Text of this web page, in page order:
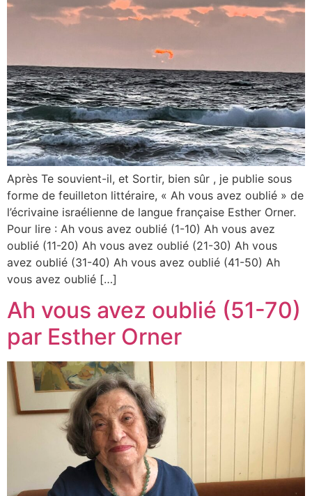
Après Te souvient-il, et Sortir, bien sûr , je publie sous
forme de feuilleton littéraire, « Ah vous avez oublié » de
l’écrivaine israélienne de langue française Esther Orner.
Pour lire : Ah vous avez oublié (1-10) Ah vous avez
oublié (11-20) Ah vous avez oublié (21-30) Ah vous
avez oublié (31-40) Ah vous avez oublié (41-50) Ah
vous avez oublié […]
Ah vous avez oublié (51-70)
par Esther Orner